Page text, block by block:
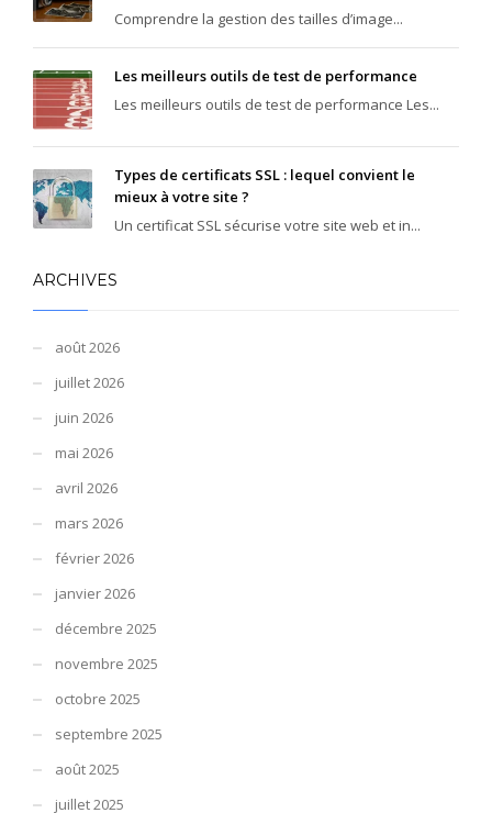
Comprendre la gestion des tailles d’image...
Les meilleurs outils de test de performance
Les meilleurs outils de test de performance Les...
Types de certificats SSL : lequel convient le
mieux à votre site ?
Un certificat SSL sécurise votre site web et in...
ARCHIVES
août 2026
juillet 2026
juin 2026
mai 2026
avril 2026
mars 2026
février 2026
janvier 2026
décembre 2025
novembre 2025
octobre 2025
septembre 2025
août 2025
juillet 2025